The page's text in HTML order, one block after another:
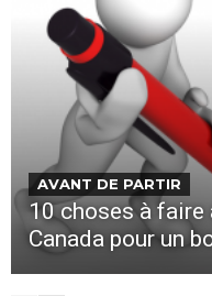
AVANT DE PARTIR
10 choses à faire
Canada pour un